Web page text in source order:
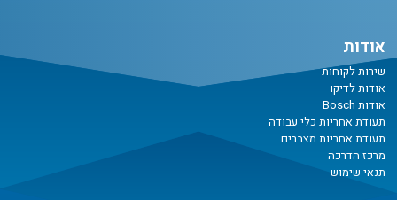
אודות
שירות לקוחות
אודות לדיקו
אודות Bosch
תעודת אחריות כלי עבודה
תעודת אחריות מצברים
מרכז הדרכה
תנאי שימוש